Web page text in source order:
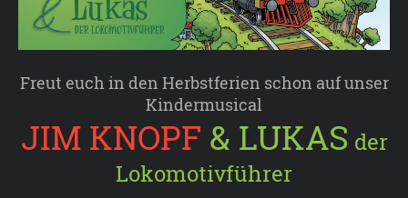
Freut euch in den Herbstferien schon auf unser
Kindermusical
JIM KNOPF & LUKAS der
Lokomotivführer